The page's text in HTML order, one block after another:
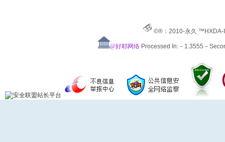
©®：2010-永久
@好耶网络 Processed In:－1.3555－